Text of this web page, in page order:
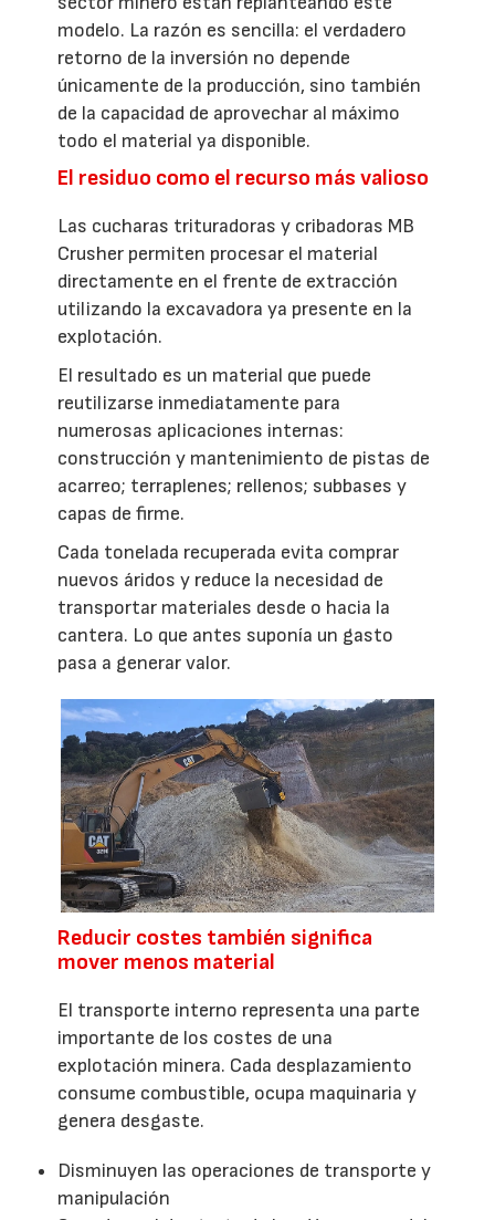
modelo. La razón es sencilla: el verdadero
retorno de la inversión no depende
únicamente de la producción, sino también
de la capacidad de aprovechar al máximo
todo el material ya disponible.
El residuo como el recurso más valioso
Las cucharas trituradoras y cribadoras MB
Crusher permiten procesar el material
directamente en el frente de extracción
utilizando la excavadora ya presente en la
explotación.
El resultado es un material que puede
reutilizarse inmediatamente para
numerosas aplicaciones internas:
construcción y mantenimiento de pistas de
acarreo; terraplenes; rellenos; subbases y
capas de firme.
Cada tonelada recuperada evita comprar
nuevos áridos y reduce la necesidad de
transportar materiales desde o hacia la
cantera. Lo que antes suponía un gasto
pasa a generar valor.
Reducir costes también significa
mover menos material
El transporte interno representa una parte
importante de los costes de una
explotación minera. Cada desplazamiento
consume combustible, ocupa maquinaria y
genera desgaste.
Disminuyen las operaciones de transporte y
manipulación